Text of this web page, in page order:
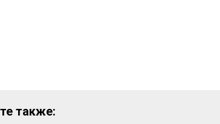
также: